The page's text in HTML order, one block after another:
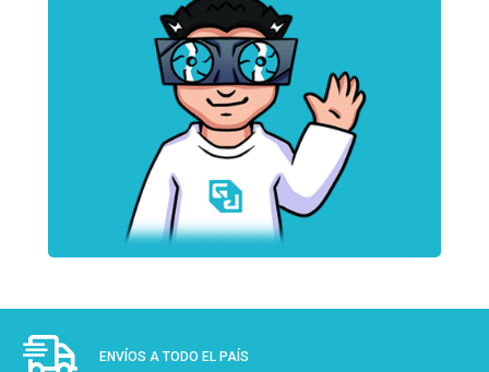
ENVÍOS A TODO EL PAÍS